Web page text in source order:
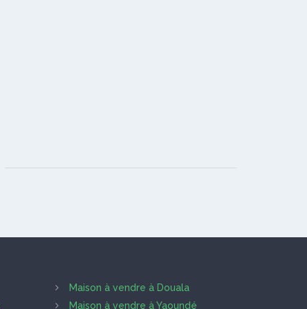
Maison à vendre à Douala
Maison à vendre à Yaoundé